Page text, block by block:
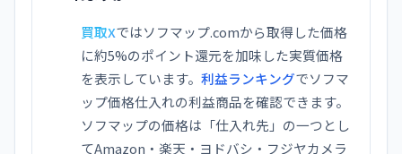
買取Xではソフマップ.comから取得した価格
に約5%のポイント還元を加味した実質価格
を表示しています。 利益ランキングでソフマ
ップ価格仕入れの利益商品を確認できます。
ソフマップの価格は「仕入れ先」の一つとし
てAmazon・楽天・ヨドバシ・フジヤカメラ